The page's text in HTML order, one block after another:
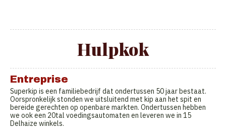
Hulpkok
Entreprise
Superkip is een familiebedrijf dat ondertussen 50 jaar bestaat.
Oorspronkelijk stonden we uitsluitend met kip aan het spit en
bereide gerechten op openbare markten. Ondertussen hebben
we ook een 20tal voedingsautomaten en leveren we in 15
Delhaize winkels.